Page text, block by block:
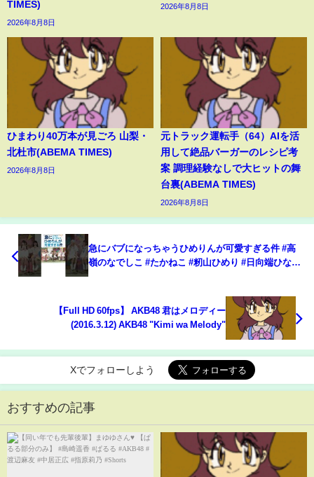
TIMES)
2026年8月8日
2026年8月8日
ひまわり40万本が見ごろ 山梨・
北杜市(ABEMA TIMES)
2026年8月8日
元トラック運転手（64）AIを活
用して絶品バーガーのレシピ考
案 調理経験なしで大ヒットの舞
台裏(ABEMA TIMES)
2026年8月8日
急にバブになっちゃうひめりんが可愛すぎる件 #高
嶺のなでしこ #たかねこ #籾山ひめり #日向端ひな
【Full HD 60fps】 AKB48 君はメロディー
(2016.3.12) AKB48 "Kimi wa Melody"
Xでフォローしよう
おすすめの記事